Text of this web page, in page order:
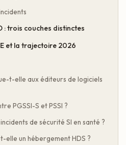
: trois couches distinctes
et la trajectoire 2026
t-elle aux éditeurs de logiciels
PGSSI-S et PSSI ?
de sécurité SI en santé ?
elle un hébergement HDS ?